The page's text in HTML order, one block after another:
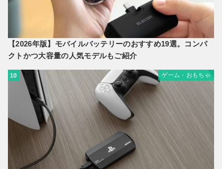
【2026年版】モバイルバッテリーのおすすめ19選。コンパ
クトかつ大容量の人気モデルもご紹介
10 ゲーム・おもちゃ